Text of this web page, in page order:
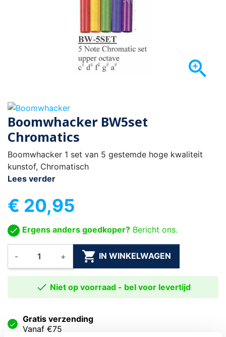

Boomwhacker BW5set
Chromatics
Boomwhacker 1 set van 5 gestemde hoge kwaliteit
kunstof, Chromatisch
Lees verder
€ 20,95
Ergens anders goedkoper? Bericht ons.
- +  IN WINKELWAGEN
 Niet op voorraad - bel voor levertijd
Gratis verzending
Vanaf €75